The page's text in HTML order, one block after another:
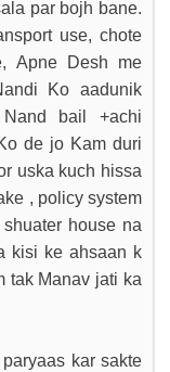
par bojh bane.
use, chote
Apne Desh me
Ko aadunik
bail +achi
de jo Kam duri
uska kuch hissa
, policy system
house na
kisi ke ahsaan k
tak Manav jati ka
kar sakte